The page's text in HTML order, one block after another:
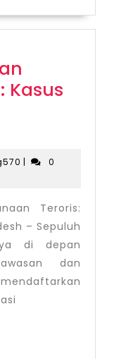
Kasus
heavyfrog570
|
0
Teroris:
– Sepuluh
di depan
dan